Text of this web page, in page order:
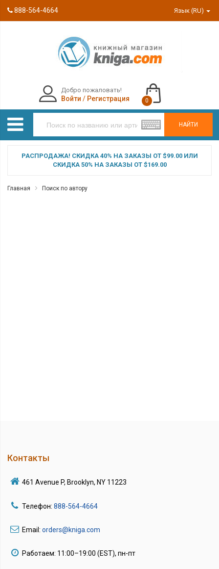
888-564-4664 Язык (RU)
НАЙТИ
Добро пожаловать!
Войти / Регистрация 0
РАСПРОДАЖА! СКИДКА 40% НА ЗАКАЗЫ ОТ $99.00 ИЛИ
СКИДКА 50% НА ЗАКАЗЫ ОТ $169.00
Главная Поиск по автору
Контакты
461 Avenue P, Brooklyn, NY 11223
Телефон: 888-564-4664
Email: orders@kniga.com
Работаем: 11:00–19:00 (EST), пн-пт